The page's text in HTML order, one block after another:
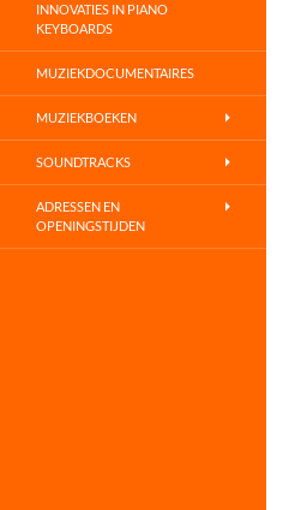
INNOVATIES IN PIANO
KEYBOARDS
MUZIEKDOCUMENTAIRES
MUZIEKBOEKEN
SOUNDTRACKS
ADRESSEN EN
OPENINGSTIJDEN